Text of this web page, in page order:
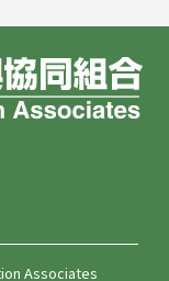
Associates